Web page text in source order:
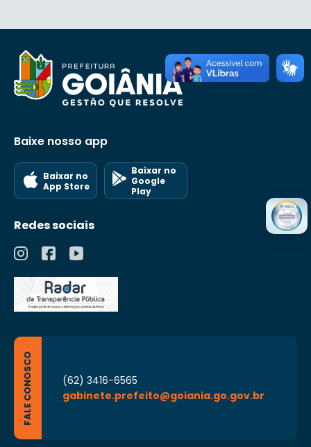
Baixe nosso app
Baixar no
App Store
Baixar no
Google
Play
Redes sociais
FALE CONOSCO
(62) 3416-6565
gabinete.prefeito@goiania.go.gov.br